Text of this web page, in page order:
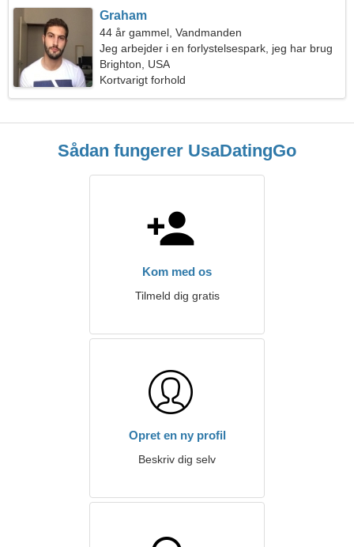
Graham
44 år gammel, Vandmanden
Jeg arbejder i en forlystelsespark, jeg har brug
for en enestående kvinde
Brighton, USA
Kortvarigt forhold
Sådan fungerer UsaDatingGo
Kom med os
Tilmeld dig gratis
Opret en ny profil
Beskriv dig selv